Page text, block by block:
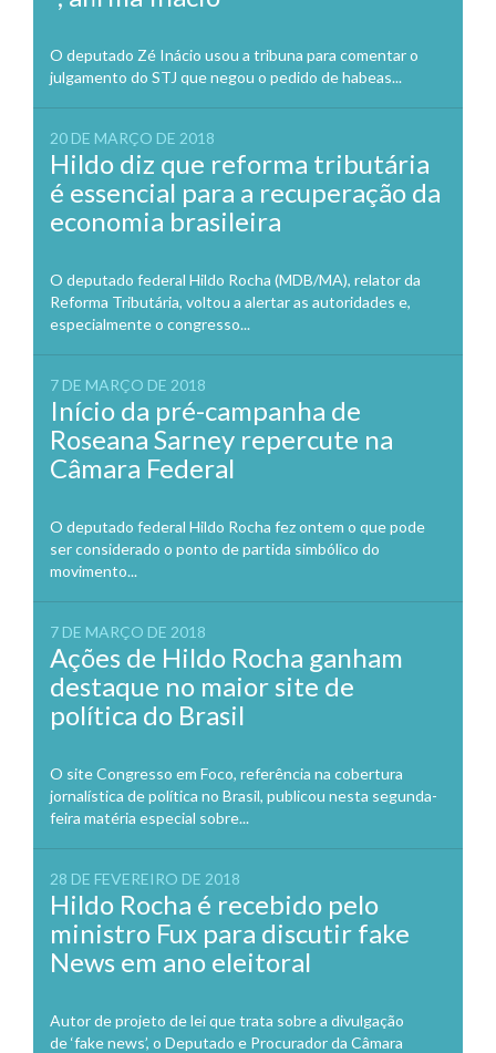
O deputado Zé Inácio usou a tribuna para comentar o
julgamento do STJ que negou o pedido de habeas...
20 DE MARÇO DE 2018
Hildo diz que reforma tributária
é essencial para a recuperação da
economia brasileira
O deputado federal Hildo Rocha (MDB/MA), relator da
Reforma Tributária, voltou a alertar as autoridades e,
especialmente o congresso...
7 DE MARÇO DE 2018
Início da pré-campanha de
Roseana Sarney repercute na
Câmara Federal
O deputado federal Hildo Rocha fez ontem o que pode
ser considerado o ponto de partida simbólico do
movimento...
7 DE MARÇO DE 2018
Ações de Hildo Rocha ganham
destaque no maior site de
política do Brasil
O site Congresso em Foco, referência na cobertura
jornalística de política no Brasil, publicou nesta segunda-
feira matéria especial sobre...
28 DE FEVEREIRO DE 2018
Hildo Rocha é recebido pelo
ministro Fux para discutir fake
News em ano eleitoral
Autor de projeto de lei que trata sobre a divulgação
de ‘fake news’, o Deputado e Procurador da Câmara